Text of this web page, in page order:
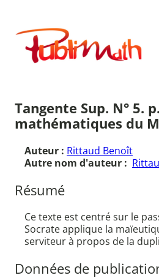
contenu
Publimath
Tangente Sup. N° 5.
mathématiques du
Auteur : Rittaud Benoît
Autre nom d'auteur :
Résumé
Ce texte est centré sur le
Socrate applique la
serviteur à propos de la
Données de